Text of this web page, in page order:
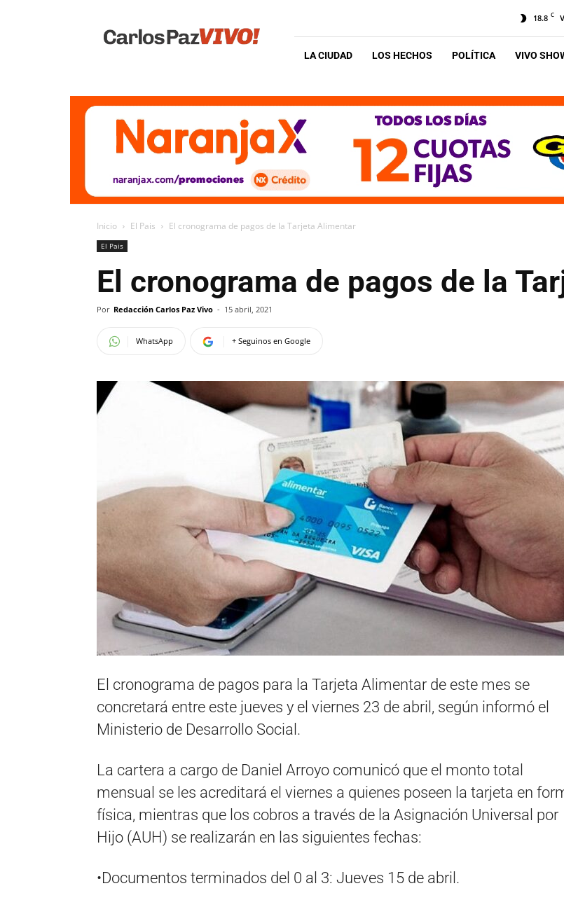
Vivo
18.8 C
LA CIUDAD LOS HECHOS POLÍTICA VIVO
Inicio El Pais El cronograma de pagos de la Tarjeta Alimentar
El Pais
El cronograma de pagos de la
Por Redacción Carlos Paz Vivo - 15 abril, 2021
WhatsApp + Seguinos en Google
El cronograma de pagos para la Tarjeta Alimentar de este mes se
concretará entre este jueves y el viernes 23 de abril, según informó el
Ministerio de Desarrollo Social.
La cartera a cargo de Daniel Arroyo comunicó que el monto total
mensual se les acreditará el viernes a quienes poseen la tarjeta en
física, mientras que los cobros a través de la Asignación Universal por
Hijo (AUH) se realizarán en las siguientes fechas:
•Documentos terminados del 0 al 3: Jueves 15 de abril.